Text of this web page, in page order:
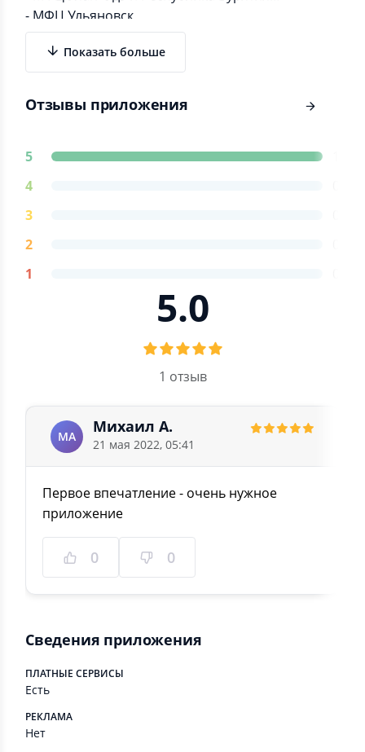
- МФЦ Ульяновск
- МФЦ Элиста и Калмыкия
- МФЦ Петрозаводск и Республика Карелия
- МФЦ Ростов-на-Дону
- МФЦ Рязань и Рязанская область
Приложение не является официальным,
за него.
Источник информации:
Оплата платежей осуществляется через НКО
"Монета"
Показать больше
Отзывы приложения
5
4
3
2
1
5.0
1 отзыв
МА
Михаил А.
21 мая 2022, 05:41
Первое впечатление - очень нужное
приложение
0 0
Сведения приложения
ПЛАТНЫЕ СЕРВИСЫ
Есть
РЕКЛАМА
Нет